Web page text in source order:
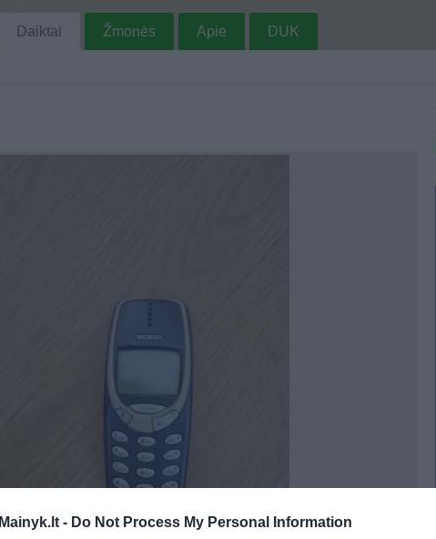
Mainyk.lt - Do Not Process My Personal Information
Daiktai Žmonės Apie DUK